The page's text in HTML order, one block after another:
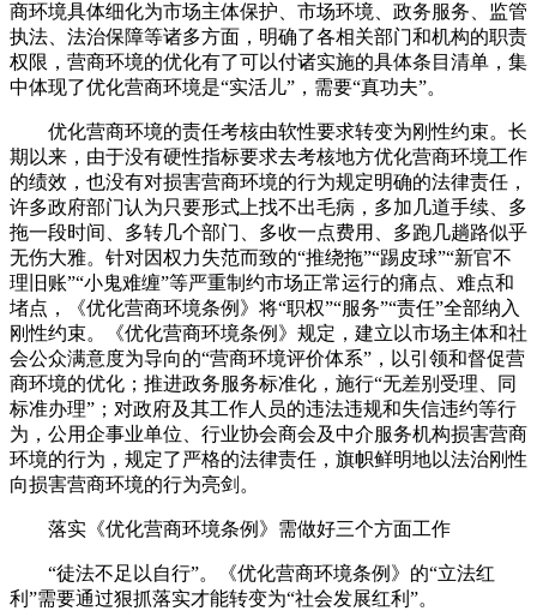
商环境具体细化为市场主体保护、市场环境、政务服务、监管
执法、法治保障等诸多方面，明确了各相关部门和机构的职责
权限，营商环境的优化有了可以付诸实施的具体条目清单，集
中体现了优化营商环境是“实活儿”，需要“真功夫”。
优化营商环境的责任考核由软性要求转变为刚性约束。长
期以来，由于没有硬性指标要求去考核地方优化营商环境工作
的绩效，也没有对损害营商环境的行为规定明确的法律责任，
许多政府部门认为只要形式上找不出毛病，多加几道手续、多
拖一段时间、多转几个部门、多收一点费用、多跑几趟路似乎
无伤大雅。针对因权力失范而致的“推绕拖”“踢皮球”“新官不
理旧账”“小鬼难缠”等严重制约市场正常运行的痛点、难点和
堵点，《优化营商环境条例》将“职权”“服务”“责任”全部纳入
刚性约束。《优化营商环境条例》规定，建立以市场主体和社
会公众满意度为导向的“营商环境评价体系”，以引领和督促营
商环境的优化；推进政务服务标准化，施行“无差别受理、同
标准办理”；对政府及其工作人员的违法违规和失信违约等行
为，公用企事业单位、行业协会商会及中介服务机构损害营商
环境的行为，规定了严格的法律责任，旗帜鲜明地以法治刚性
向损害营商环境的行为亮剑。
落实《优化营商环境条例》需做好三个方面工作
“徒法不足以自行”。《优化营商环境条例》的“立法红
利”需要通过狠抓落实才能转变为“社会发展红利”。